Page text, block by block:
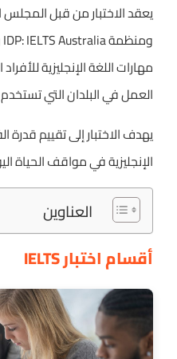
مهارات اللغة الإنجليزية
العمل في البلدان التي تستخدم
يهدف الاختبار إلى تقييم قدرة
الإنجليزية في مواقف الحياة
العناوين
أقسام اختبار IELTS